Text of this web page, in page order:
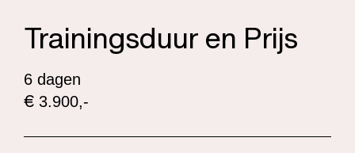
Trainingsduur en Prijs
6 dagen
€ 3.900,-